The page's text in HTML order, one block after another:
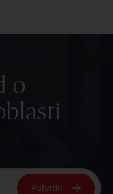
o
Potvrdit